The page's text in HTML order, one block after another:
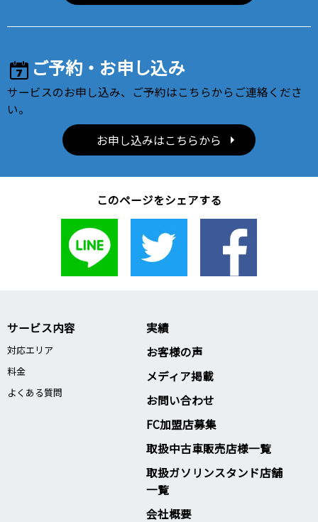
ご予約・お申し込み
サービスのお申し込み、ご予約はこちらからご連絡くださ
い。
お申し込みはこちらから
このページをシェアする
サービス内容
対応エリア
料金
よくある質問
実績
お客様の声
メディア掲載
お問い合わせ
FC加盟店募集
取扱中古車販売店様一覧
取扱ガソリンスタンド店舗
一覧
会社概要